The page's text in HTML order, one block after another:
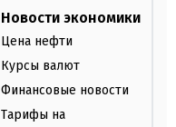
Новости экономики
Цена нефти
Курсы валют
Финансовые новости
Тарифы на